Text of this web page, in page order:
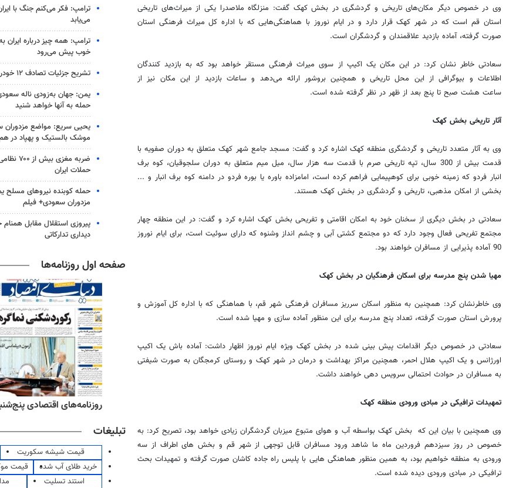
وی در خصوص دیگر مکان‌های تاریخی و گردشگری در بخش کهک گفت: منزلگاه ملاصدرا یکی از میراث‌های تاریخی
استان قم است که در شهر کهک قرار دارد و در ایام نوروز با هماهنگی‌هایی که با اداره کل میراث فرهنگی استان
صورت گرفته، آماده بازدید علاقمندان و گردشگران است.
سعادتی خاطر نشان کرد: در این مکان یک اکیپ از سوی میراث فرهنگی مستقر خواهد بود که به بازدید کنندگان
اطلاعات و بیوگرافی از این محل تاریخی و همچنین بروشور ارائه می‌دهد و ساعات بازدید از این مکان نیز از
ساعت هشت صبح تا پنج بعد از ظهر در نظر گرفته شده است.
آثار تاریخی بخش کهک
وی به آثار متعدد تاریخی و گردشگری منطقه کهک اشاره کرد و گفت: مسجد جامع شهر کهک متعلق به دوران صفویه با
قدمت بیش از 300 سال، تپه تاریخی صرم با قدمت سه هزار سال، میل میم متعلق به دوران سلجوقیان، کوه برف
انبار فردو که زمینه خوبی برای کوهپیمایی فراهم کرده است، امامزاده باوره یا بوره فردو در دامنه کوه برف انبار و ...
بخشی از امکان مذهبی، تاریخی و گردشگری در بخش کهک هستند.
سعادتی در بخش دیگری از سخنان خود به امکان اقامتی و تفریحی بخش کهک اشاره کرد و گفت: در این منطقه چهار
مجتمع تفریحی فعال وجود دارد که دو مجتمع کشتی آبی و چشم انداز وشنوه که دارای سوئیت است، برای ایام نوروز
90 آماده پذیرایی از مسافران خواهند بود.
مهیا شدن پنج مدرسه برای اسکان فرهنگیان در بخش کهک
وی خاطرنشان کرد: همچنین به منظور اسکان سرریز مسافران فرهنگی شهر قم، با هماهنگی که با اداره کل آموزش و
پرورش استان صورت گرفته، تعداد پنج مدرسه برای این منظور آماده سازی و مهیا شده است.
سعادتی در خصوص دیگر اقدامات پیش بینی شده در بخش کهک ویژه ایام نوروز اظهار داشت: آماده باش یک اکیپ
اورژانس و یک اکیپ هلال احمر، همچنین مراکز بهداشت و درمان در شهر کهک و روستای کرمجگان به صورت شیفتی
به مسافران در حوادث احتمالی سرویس دهی خواهند داشت.
تمهیدات ترافیکی در مبادی ورودی منطقه کهک
وی همچنین با بیان این که بخش کهک بواسطه آب و هوای متبوع میزبان گردشگران زیادی خواهد بود، تصریح کرد: به
خصوص در روز سیزدهم فروردین ماه ما شاهد ورود مسافران قابل توجهی از شهر قم و بخش های اطراف از سه
ورودی به منطقه خواهیم بود، به همین منظور هماهنگی هایی با پلیس راه جاده کاشان صورت گرفته و تمهیدات بحث
ترافیکی در مبادی ورودی دیده شده است.
ترامپ: فکر می‌کنم جنگ با
می‌یابد
ترامپ: همه چیز درباره ایران
خوب پیش می‌رود
تشریح جزئیات تصادف ۱۲ خودرو با ۱۹ مصدوم
یمن: جهان به‌زودی ناله
حمله به آنها خواهد شنید
یحیی سریع: مواضع مزدوران
موشک بالستیک و پهپاد در
ضربه مغزی
حملات ایران
حمله کوبنده نیروهای مسلح
مزدوران سعودی+ فیلم
پیروزی استقلال مقابل همنام
دیداری تدارکاتی
صفحه اول روزنامه‌ها
روزنامه‌های صبح پنج‌شنبه ۱۵ مرداد ۱۴۰۵ روزنامه‌های اقتصادی پنج‌شنبه ۱۵ مرداد
تبلیغات
قیمت شیشه سکوریت
خرید طلای آب شده
قیمت
استند تسلیت